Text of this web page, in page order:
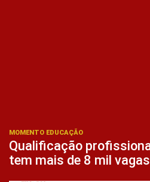
MOMENTO EDUCAÇÃO
Qualificação
tem mais de 8 mil vagas